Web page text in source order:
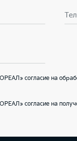
согласие на
согласие на